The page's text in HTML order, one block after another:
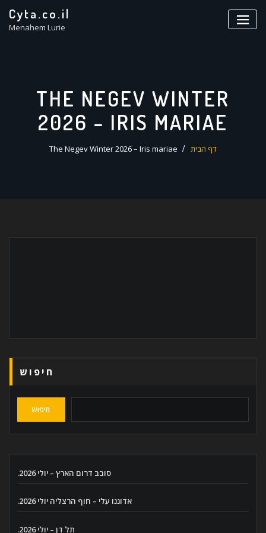
Cyta.co.il
Menahem Lurie
THE NEGEV WINTER
2026 – IRIS MARIAE
דף הבית The Negev Winter 2026 – Iris mariae
חיפוש
חיפוש
סובב דרום הארץ – יולי 2026.
אדוננו עלי – חוף הרצליה יולי 2026.
תל דן – יולי 2026.